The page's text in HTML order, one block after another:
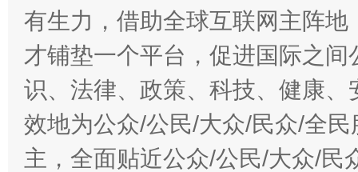
有生力，借助全球互联网主阵
才铺垫一个平台，促进国际之
识、法律、政策、科技、健康
效地为公众/公民/大众/民众/全
主，全面贴近公众/公民/大众/民